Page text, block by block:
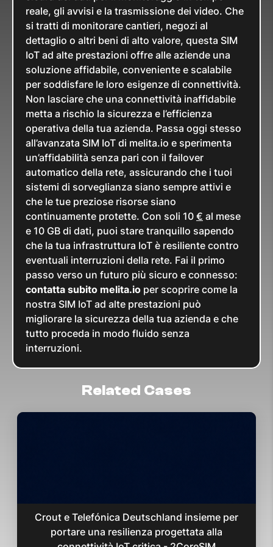
reale, gli avvisi e la trasmissione dei video. Che
si tratti di monitorare cantieri, negozi al
dettaglio o altri beni di alto valore, questa SIM
IoT ad alte prestazioni offre alle aziende una
soluzione affidabile, conveniente e scalabile
per soddisfare le loro esigenze di connettività.
Non lasciare che una connettività inaffidabile
metta a rischio la sicurezza e l’efficienza
operativa della tua azienda. Passa oggi stesso
all’avanzata SIM IoT di melita.io e sperimenta
un’affidabilità senza pari con il failover
automatico della rete, assicurando che i tuoi
sistemi di sorveglianza siano sempre attivi e
che le tue preziose risorse siano
continuamente protette. Con soli 10 € al mese
e 10 GB di dati, puoi stare tranquillo sapendo
che la tua infrastruttura IoT è resiliente contro
eventuali interruzioni della rete. Fai il primo
passo verso un futuro più sicuro e connesso:
contatta subito melita.io per scoprire come la
nostra SIM IoT ad alte prestazioni può
migliorare la sicurezza della tua azienda e che
tutto proceda in modo fluido senza
interruzioni.
Related Cases
Crout e Telefónica Deutschland insieme per
portare una resilienza progettata alla